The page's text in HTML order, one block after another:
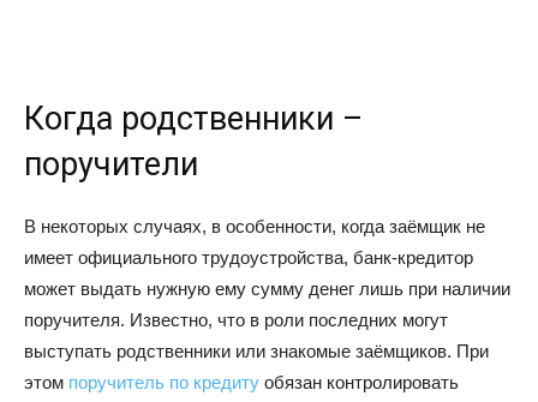
Когда родственники –
поручители
В некоторых случаях, в особенности, когда заёмщик не
имеет официального трудоустройства, банк-кредитор
может выдать нужную ему сумму денег лишь при наличии
поручителя. Известно, что в роли последних могут
выступать родственники или знакомые заёмщиков. При
этом поручитель по кредиту обязан контролировать